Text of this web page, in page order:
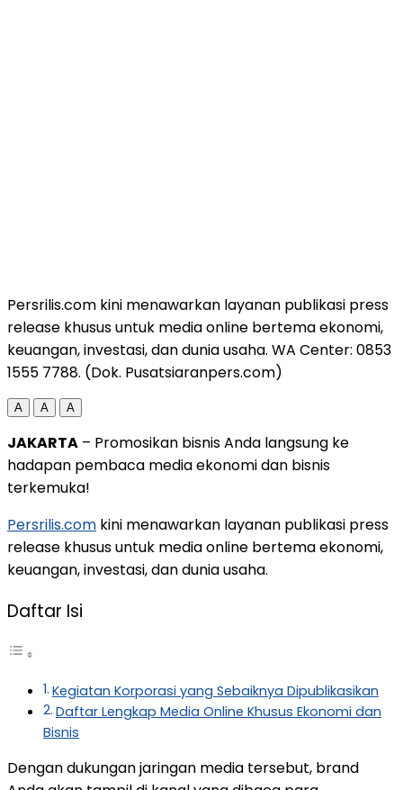
Persrilis.com kini menawarkan layanan publikasi press
release khusus untuk media online bertema ekonomi,
keuangan, investasi, dan dunia usaha. WA Center: 0853
1555 7788. (Dok. Pusatsiaranpers.com)
A A A
JAKARTA – Promosikan bisnis Anda langsung ke
hadapan pembaca media ekonomi dan bisnis
terkemuka!
Persrilis.com kini menawarkan layanan publikasi press
release khusus untuk media online bertema ekonomi,
keuangan, investasi, dan dunia usaha.
Daftar Isi
Kegiatan Korporasi yang Sebaiknya Dipublikasikan
Daftar Lengkap Media Online Khusus Ekonomi dan
Bisnis
Dengan dukungan jaringan media tersebut, brand